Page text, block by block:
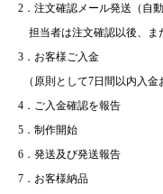
2．注文確認メール発送（自動
担当者は注文確認以後、ま
3．お客様ご入金
（原則として7日間以内入金
4．ご入金確認を報告
5．制作開始
6．発送及び発送報告
7．お客様納品